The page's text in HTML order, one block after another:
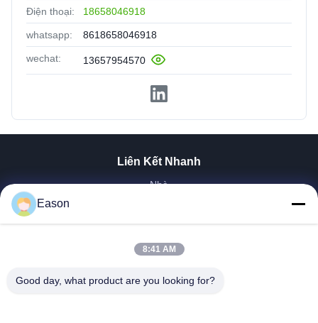
Điện thoại: 18658046918
whatsapp: 8618658046918
wechat: 13657954570
Liên Kết Nhanh
Nhà
Video
Tham Quan Nhà Máy
Kiểm Soát Chất Lượng
Eason
8:41 AM
Good day, what product are you looking for?